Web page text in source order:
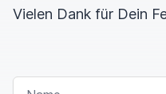
Vielen Dank für Dein
NAME